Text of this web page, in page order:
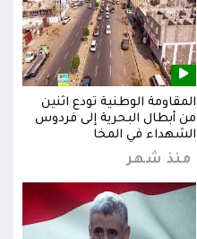
المقاومة الوطنية تودع اثنين
من أبطال البحرية إلى فردوس
الشهداء في المخا
منذ شهر